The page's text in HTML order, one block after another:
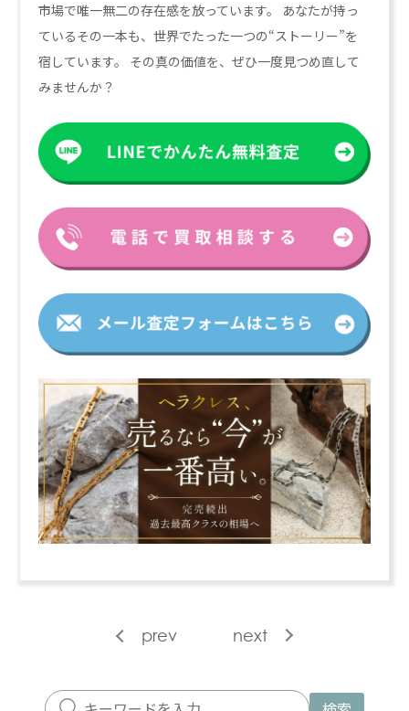
市場で唯一無二の存在感を放っています。 あなたが持っ
ているその一本も、世界でたった一つの“ストーリー”を
宿しています。 その真の価値を、ぜひ一度見つめ直して
みませんか？
prev next